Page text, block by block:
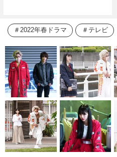
2022年春ドラマ テレビ